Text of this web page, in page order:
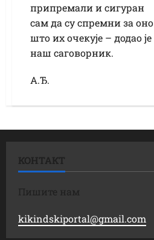
припремали и сигуран
сам да су спремни за оно
што их очекује – додао је
наш саговорник.
А.Ђ.
КОНТАКТ
Пишите нам
kikindskiportal@gmail.com